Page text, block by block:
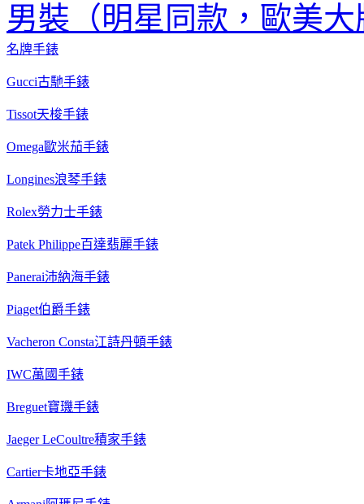
男裝（明星同款，歐美大
名牌手錶
Gucci古馳手錶
Tissot天梭手錶
Omega歐米茄手錶
Longines浪琴手錶
Rolex勞力士手錶
Patek Philippe百達翡麗手錶
Panerai沛納海手錶
Piaget伯爵手錶
Vacheron Consta江詩丹頓手錶
IWC萬國手錶
Breguet寶璣手錶
Jaeger LeCoultre積家手錶
Cartier卡地亞手錶